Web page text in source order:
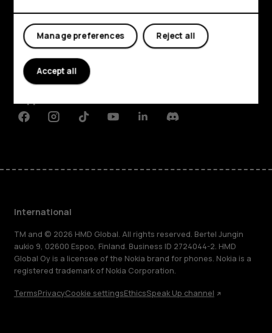
Tablets
Explore
About
Planet and people
FacebookInstagramTiktokYoutubeLinkedinDiscord
International
TM and © 2026 HMD Global. All rights reserved. Bertel Jungin
aukio 9, 02600 Espoo, Finland. Business ID 2724044-2. HMD
Global Oy is a licensee of the Nokia brand for phones. Nokia is a
registered trademark of Nokia Corporation.
TermsPrivacyCookie settingsEthicsSpeak Up channel
Reject all
Manage preferences
Accept all